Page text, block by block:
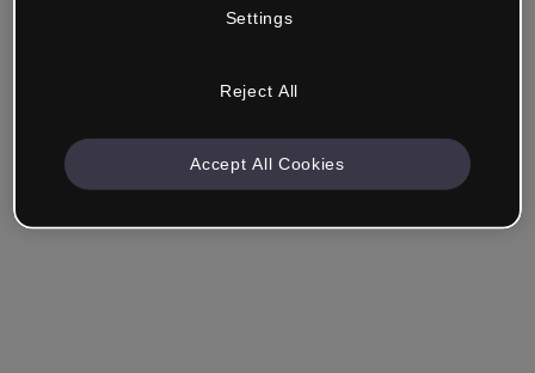
Se souvenir de moi Vous avez oublié votre mot de passe ?
Settings
Reject All
Accept All Cookies